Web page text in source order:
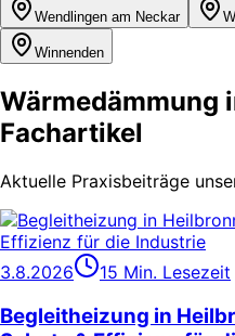
Wendlingen am Neckar
Winnenden
Wärmedämmung
Fachartikel
Aktuelle Praxisbeiträge
3.8.2026 15 Min. Lesezeit
Begleitheizung in